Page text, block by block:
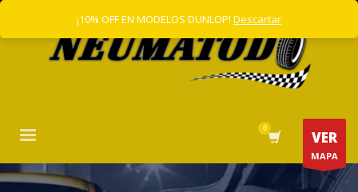
VER
MAPA
¡10% OFF EN MODELOS DUNLOP! Descartar